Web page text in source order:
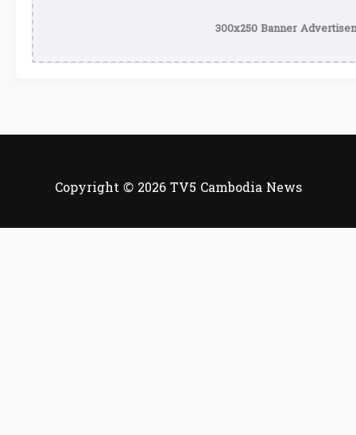
300x250 Banner
Copyright © 2026 TV5 Cambodia News